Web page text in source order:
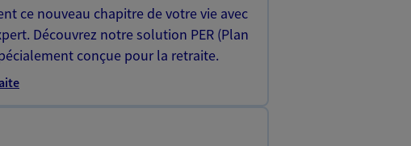
ce nouveau chapitre de votre vie avec
Découvrez notre solution PER (Plan
conçue pour la retraite.